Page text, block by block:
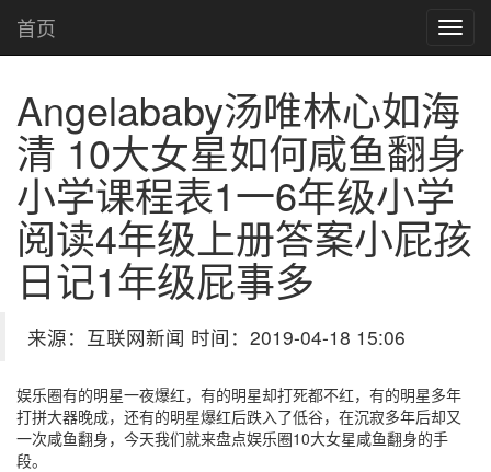
首页
Angelababy汤唯林心如海
清 10大女星如何咸鱼翻身
小学课程表1一6年级小学
阅读4年级上册答案小屁孩
日记1年级屁事多
来源：互联网新闻 时间：2019-04-18 15:06
娱乐圈有的明星一夜爆红，有的明星却打死都不红，有的明星多年
打拼大器晚成，还有的明星爆红后跌入了低谷，在沉寂多年后却又
一次咸鱼翻身，今天我们就来盘点娱乐圈10大女星咸鱼翻身的手
段。